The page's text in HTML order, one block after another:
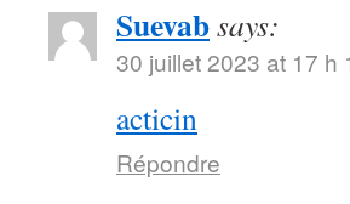
Suevabsays:
30 juillet 2023 at 17 h
acticin
Répondre